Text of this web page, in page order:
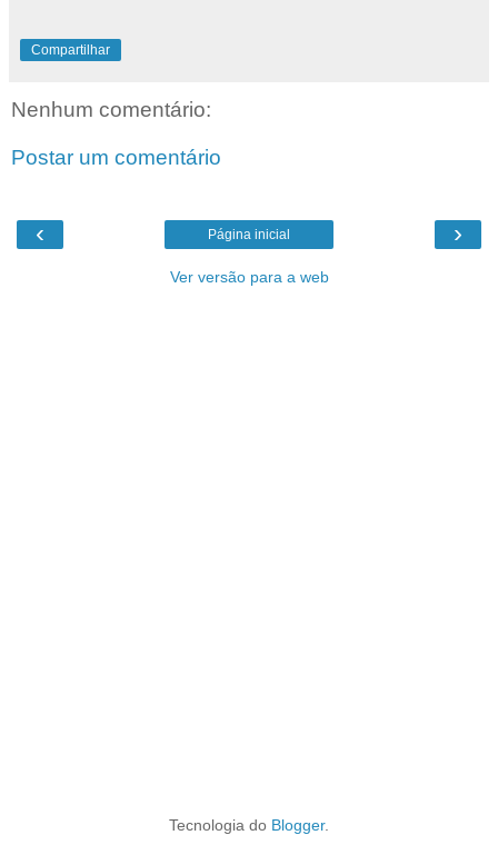
Compartilhar
Nenhum comentário:
Postar um comentário
‹ ›
Página inicial
Ver versão para a web
Tecnologia do Blogger.